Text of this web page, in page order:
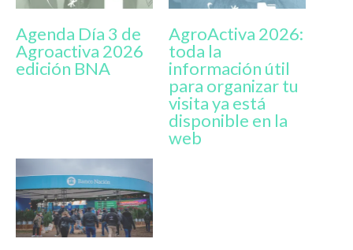
Agenda Día 3 de
Agroactiva 2026
edición BNA
AgroActiva 2026:
toda la
información útil
para organizar tu
visita ya está
disponible en la
web